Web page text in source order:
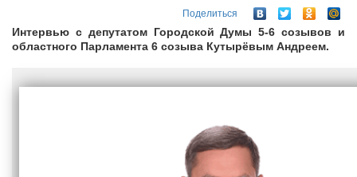
Поделиться
Интервью с депутатом Городской Думы 5-6 созывов и
областного Парламента 6 созыва Кутырёвым Андреем.